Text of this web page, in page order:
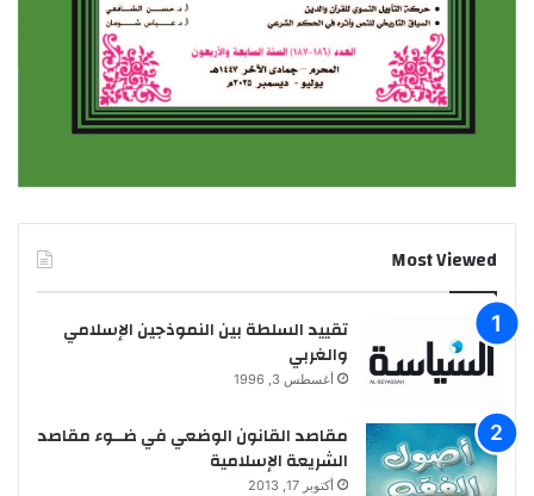
Most Viewed
تقييد السلطة بين النموذجين الإسلامي
والغربي
أغسطس 3, 1996
مقاصد القانون الوضعي في ضــوء مقاصد
الشريعة الإسلامية
أكتوبر 17, 2013